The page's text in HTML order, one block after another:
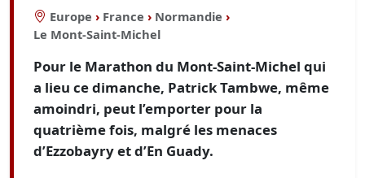
Europe › France › Normandie ›
Le Mont-Saint-Michel
Pour le Marathon du Mont-Saint-Michel qui
a lieu ce dimanche, Patrick Tambwe, même
amoindri, peut l’emporter pour la
quatrième fois, malgré les menaces
d’Ezzobayry et d’En Guady.